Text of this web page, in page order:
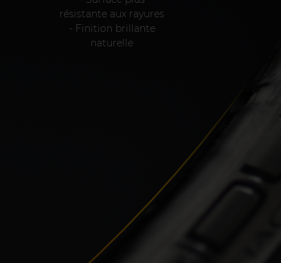
résistante aux rayures
- Finition brillante
naturelle